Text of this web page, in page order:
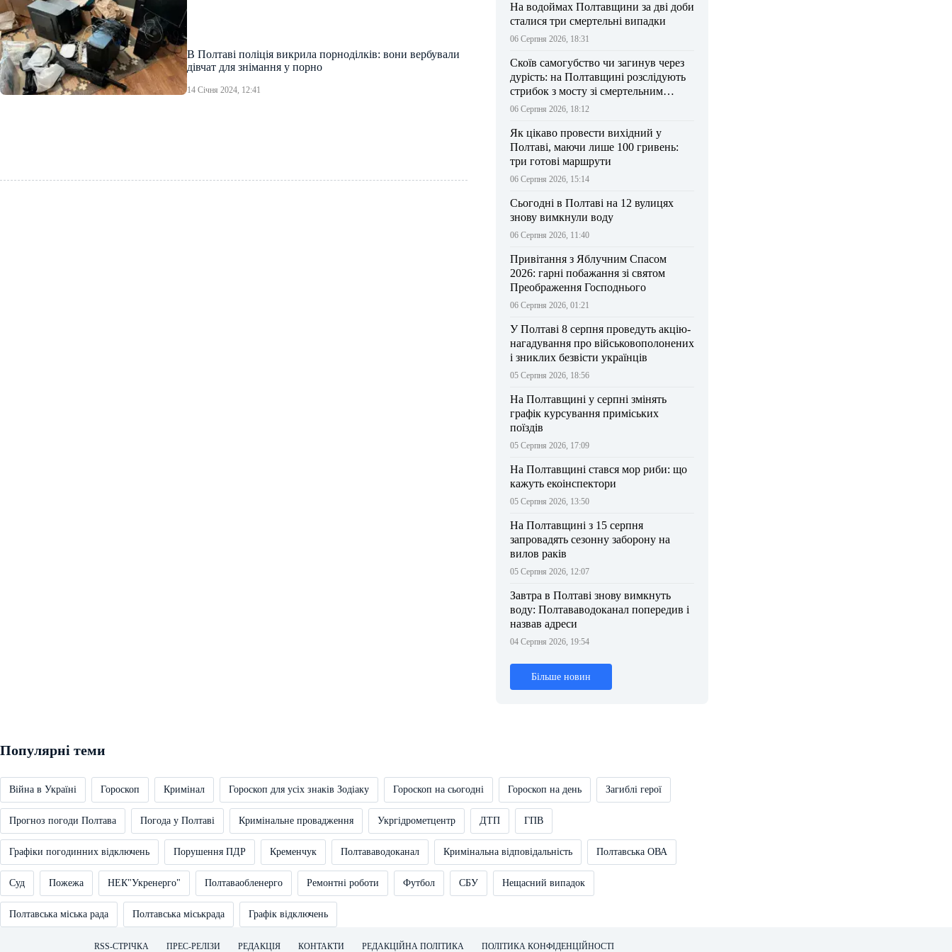
В Полтаві поліція викрила порноділків: вони вербували
дівчат для знімання у порно
14 Січня 2024, 12:41
На водоймах Полтавщини за дві доби
сталися три смертельні випадки
06 Серпня 2026, 18:31
Скоїв самогубство чи загинув через
дурість: на Полтавщині розслідують
стрибок з мосту зі смертельним
результатом
06 Серпня 2026, 18:12
Як цікаво провести вихідний у
Полтаві, маючи лише 100 гривень:
три готові маршрути
06 Серпня 2026, 15:14
Сьогодні в Полтаві на 12 вулицях
знову вимкнули воду
06 Серпня 2026, 11:40
Привітання з Яблучним Спасом
2026: гарні побажання зі святом
Преображення Господнього
06 Серпня 2026, 01:21
У Полтаві 8 серпня проведуть акцію-
нагадування про військовополонених
і зниклих безвісти українців
05 Серпня 2026, 18:56
На Полтавщині у серпні змінять
графік курсування приміських
поїздів
05 Серпня 2026, 17:09
На Полтавщині стався мор риби: що
кажуть екоінспектори
05 Серпня 2026, 13:50
На Полтавщині з 15 серпня
запровадять сезонну заборону на
вилов раків
05 Серпня 2026, 12:07
Завтра в Полтаві знову вимкнуть
воду: Полтававодоканал попередив і
назвав адреси
04 Серпня 2026, 19:54
Більше новин
Популярні теми
Війна в Україні Гороскоп Кримінал Гороскоп для усіх знаків Зодіаку Гороскоп на сьогодні Гороскоп на день Загиблі герої
Прогноз погоди Полтава Погода у Полтаві Кримінальне провадження Укргідрометцентр ДТП ГПВ
Графіки погодинних відключень Порушення ПДР Кременчук Полтававодоканал Кримінальна відповідальність Полтавська ОВА
Суд Пожежа НЕК"Укренерго" Полтаваобленерго Ремонтні роботи Футбол СБУ Нещасний випадок
Полтавська міська рада Полтавська міськрада Графік відключень
RSS-СТРІЧКА ПРЕС-РЕЛІЗИ РЕДАКЦІЯ КОНТАКТИ РЕДАКЦІЙНА ПОЛІТИКА ПОЛІТИКА КОНФІДЕНЦІЙНОСТІ